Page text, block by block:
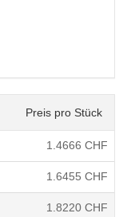
Preis pro Stück
1.4666 CHF
1.6455 CHF
1.8220 CHF